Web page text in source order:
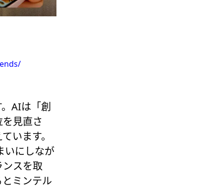
AIは「創
見直さ
います。
いにしなが
スを取
ミンテル